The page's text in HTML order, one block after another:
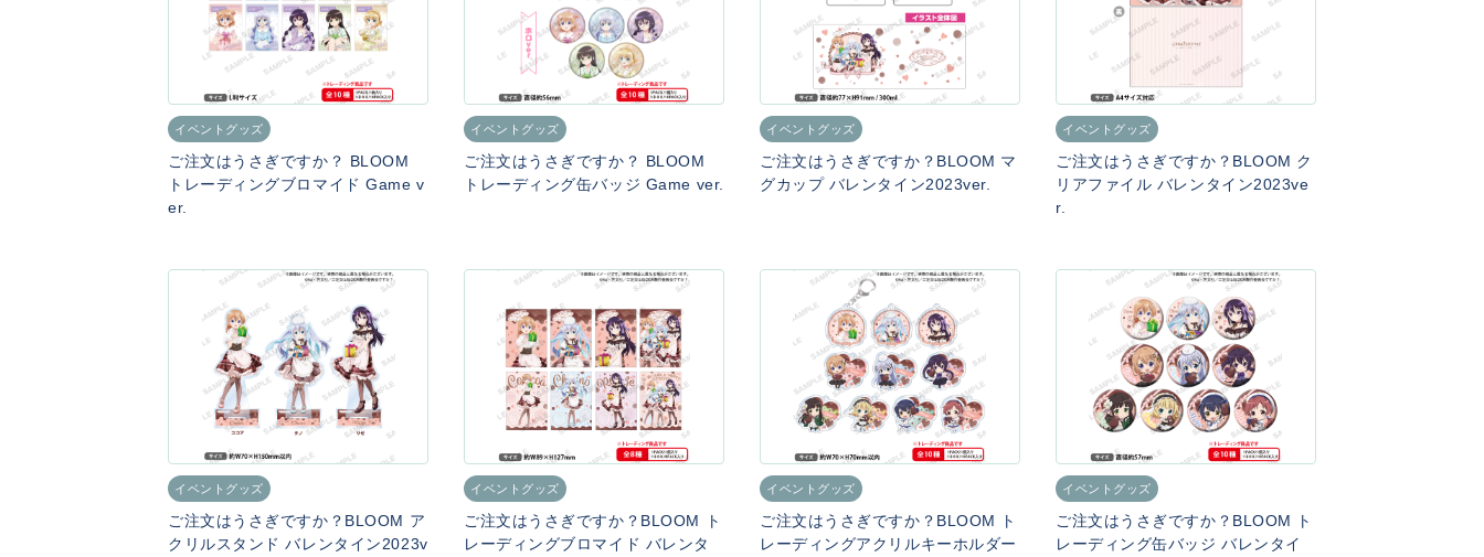
イベントグッズ
ご注文はうさぎですか？ BLOOM
トレーディングブロマイド Game v
er.
イベントグッズ
ご注文はうさぎですか？ BLOOM
トレーディング缶バッジ Game ver.
イベントグッズ
ご注文はうさぎですか？BLOOM マ
グカップ バレンタイン2023ver.
イベントグッズ
ご注文はうさぎですか？BLOOM ク
リアファイル バレンタイン2023ve
r.
イベントグッズ
ご注文はうさぎですか？BLOOM ア
クリルスタンド バレンタイン2023v
イベントグッズ
ご注文はうさぎですか？BLOOM ト
レーディングブロマイド バレンタ
イベントグッズ
ご注文はうさぎですか？BLOOM ト
レーディングアクリルキーホルダー
イベントグッズ
ご注文はうさぎですか？BLOOM ト
レーディング缶バッジ バレンタイ